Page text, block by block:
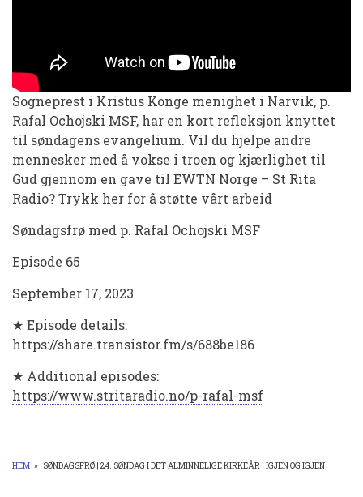
igjen
Sogneprest i Kristus Konge menighet i Narvik, p.
Rafal Ochojski MSF, har en kort refleksjon knyttet
til søndagens evangelium. Vil du hjelpe andre
mennesker med å vokse i troen og kjærlighet til
Gud gjennom en gave til EWTN Norge – St Rita
Radio? Trykk her for å støtte vårt arbeid
Søndagsfrø med p. Rafal Ochojski MSF
Episode 65
September 17, 2023
★ Episode details:
https://share.transistor.fm/s/688be186
★ Additional episodes:
https://www.stritaradio.no/p-rafal-msf
HEM » SØNDAGSFRØ | 24. SØNDAG I DET ALMINNELIGE KIRKEÅR | IGJEN OG IGJEN